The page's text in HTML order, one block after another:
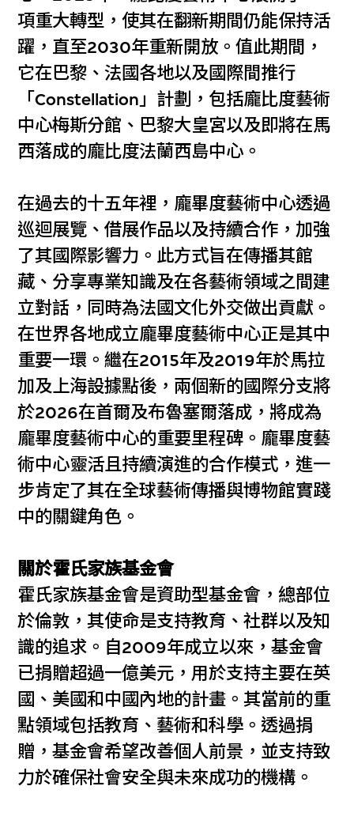
項重大轉型，使其在翻新期間仍能保持活
躍，直至2030年重新開放。值此期間，
它在巴黎、法國各地以及國際間推行
「Constellation」計劃，包括龐比度藝術
中心梅斯分館、巴黎大皇宮以及即將在馬
西落成的龐比度法蘭西島中心。
在過去的十五年裡，龐畢度藝術中心透過
巡迴展覽、借展作品以及持續合作，加強
了其國際影響力。此方式旨在傳播其館
藏、分享專業知識及在各藝術領域之間建
立對話，同時為法國文化外交做出貢獻。
在世界各地成立龐畢度藝術中心正是其中
重要一環。繼在2015年及2019年於馬拉
加及上海設據點後，兩個新的國際分支將
於2026在首爾及布魯塞爾落成，將成為
龐畢度藝術中心的重要里程碑。龐畢度藝
術中心靈活且持續演進的合作模式，進一
步肯定了其在全球藝術傳播與博物館實踐
中的關鍵角色。
關於霍氏家族基金會
霍氏家族基金會是資助型基金會，總部位
於倫敦，其使命是支持教育、社群以及知
識的追求。自2009年成立以來，基金會
已捐贈超過一億美元，用於支持主要在英
國、美國和中國內地的計畫。其當前的重
點領域包括教育、藝術和科學。透過捐
贈，基金會希望改善個人前景，並支持致
力於確保社會安全與未來成功的機構。